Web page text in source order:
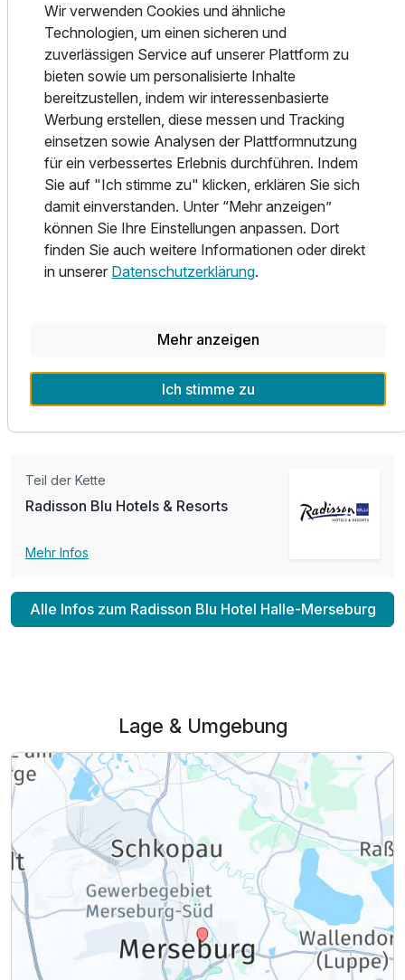
Merseburg, die Dom- und Schloßstadt am malerischen
Hochufer der Saale, zählt mit einer mehr als 1000-jährigen
Geschichte zu den ältesten Städten im mitteldeutschen
Raum. Erleben Sie ein Stück deutscher Geschichte, das
abwechslungsreicher kaum sein kann, hautnah und
begeben Sie sich zum Beispiel auf die Spuren Martin
Luthers, der hier im Merseburger Dom predigte. Merseburg
liegt an der kultur-historischen Straße der Romanik, welche
Sehenswürdigkeiten in ganz Sachsen-Anhalt miteinander
verbindet.
Wir freuen uns auf Ihren Besuch.
Merseburg ein idealer Ausgangspunkt für Ihre
Unternehmungen.
Teil der Kette
Radisson Blu Hotels & Resorts
Mehr Infos
Alle Infos zum Radisson Blu Hotel Halle-Merseburg
Lage & Umgebung
Wir verwenden Cookies und ähnliche
Technologien, um einen sicheren und
zuverlässigen Service auf unserer Plattform zu
bieten sowie um personalisierte Inhalte
bereitzustellen, indem wir interessenbasierte
Werbung erstellen, diese messen und Tracking
einsetzen sowie Analysen der Plattformnutzung
für ein verbessertes Erlebnis durchführen. Indem
Sie auf "Ich stimme zu" klicken, erklären Sie sich
damit einverstanden. Unter “Mehr anzeigen”
können Sie Ihre Einstellungen anpassen. Dort
finden Sie auch weitere Informationen oder direkt
in unserer Datenschutzerklärung.
Mehr anzeigen
Ich stimme zu